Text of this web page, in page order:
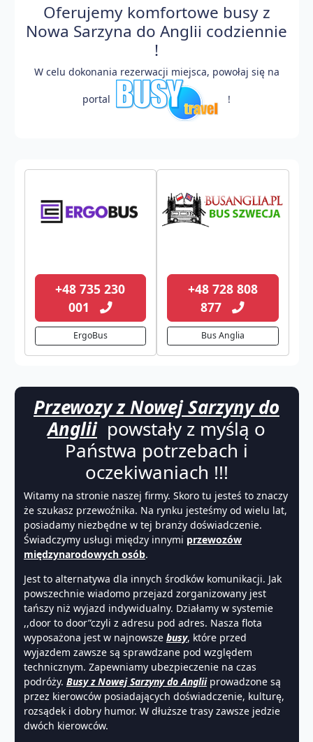
Oferujemy komfortowe busy z
Nowa Sarzyna do Anglii codziennie
!
W celu dokonania rezerwacji miejsca, powołaj się na
portal !
+48 735 230
001
ErgoBus
+48 728 808
877
Bus Anglia
Przewozy z Nowej Sarzyny do
Angliipowstały z myślą o
Państwa potrzebach i
oczekiwaniach !!!
Witamy na stronie naszej firmy. Skoro tu jesteś to znaczy
że szukasz przewoźnika. Na rynku jesteśmy od wielu lat,
posiadamy niezbędne w tej branży doświadczenie.
Świadczymy usługi między innymi przewozów
międzynarodowych osób.
Jest to alternatywa dla innych środków komunikacji. Jak
powszechnie wiadomo przejazd zorganizowany jest
tańszy niż wyjazd indywidualny. Działamy w systemie
,,door to door”czyli z adresu pod adres. Nasza flota
wyposażona jest w najnowsze busy, które przed
wyjazdem zawsze są sprawdzane pod względem
technicznym. Zapewniamy ubezpieczenie na czas
podróży. Busy z Nowej Sarzyny do Angliiprowadzone są
przez kierowców posiadających doświadczenie, kulturę,
rozsądek i dobry humor. W dłuższe trasy zawsze jedzie
dwóch kierowców.